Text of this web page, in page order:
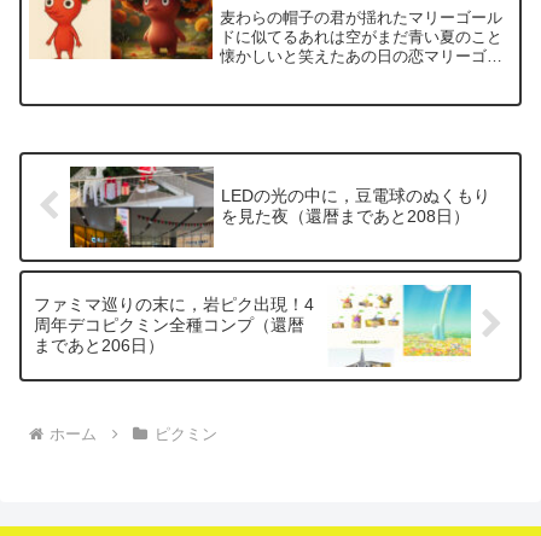
麦わらの帽子の君が揺れたマリーゴール
ドに似てるあれは空がまだ青い夏のこと
懐かしいと笑えたあの日の恋マリーゴー
LEDの光の中に，豆電球のぬくもり
を見た夜（還暦まであと208日）
ファミマ巡りの末に，岩ピク出現！4
周年デコピクミン全種コンプ（還暦
まであと206日）
ホーム ピクミン